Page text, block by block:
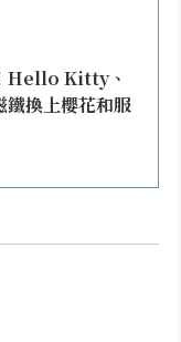
Hello Kitty、
鐵換上櫻花和服